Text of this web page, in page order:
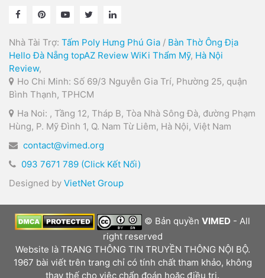
Nhà Tài Trợ: Tấm Poly Hưng Phú Gia / Bàn Thờ Ông Địa
Hello Đà Nẵng topAZ Review WiKi Thẩm Mỹ, Hà Nội
Review,
Ho Chi Minh: Số 69/3 Nguyễn Gia Trí, Phường 25, quận
Bình Thạnh, TPHCM
Ha Noi: , Tầng 12, Tháp B, Tòa Nhà Sông Đà, đường Phạm
Hùng, P. Mỹ Đình 1, Q. Nam Từ Liêm, Hà Nội, Việt Nam
contact@vimed.org
093 7671 789 (Click Kết Nối)
Designed by VietNet Group
© Bản quyềnVIMED - All
right reserved
Website là TRANG THÔNG TIN TRUYỀN THÔNG NỘI BỘ.
1967 bài viết trên trang chỉ có tính chất tham khảo, không
thay thế cho việc chẩn đoán hoặc điều trị.